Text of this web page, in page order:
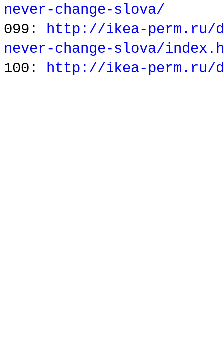
never-change-slova/
099: http://ikea-perm.ru/
never-change-slova/
100: http://ikea-perm.ru/